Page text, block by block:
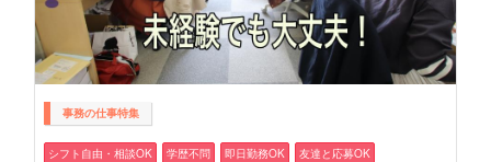
事務の仕事特集
シフト自由・相談OK 学歴不問 即日勤務OK
友達と応募OK